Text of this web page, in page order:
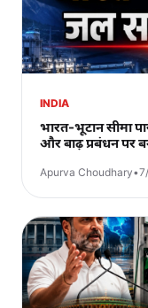
INDIA
भारत-भूटान सीमा
और बाढ़ प्रबंधन पर
Apurva Choudhary•